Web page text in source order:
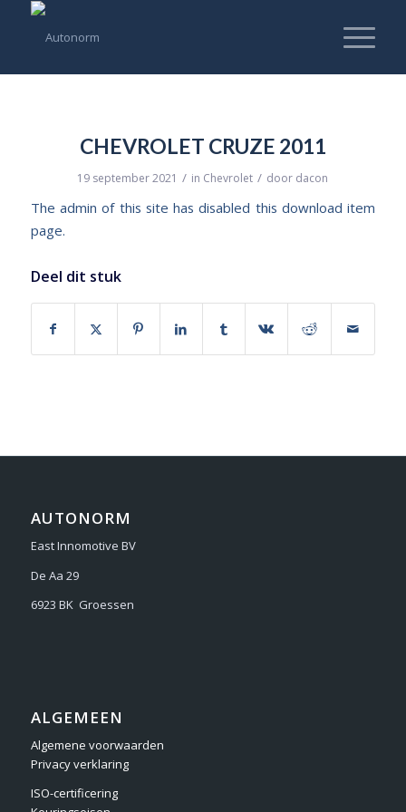
CHEVROLET CRUZE 2011
19 september 2021 / in Chevrolet / door dacon
The admin of this site has disabled this download item
page.
Deel dit stuk
AUTONORM
East Innomotive BV
De Aa 29
6923 BK Groessen
ALGEMEEN
Algemene voorwaarden
Privacy verklaring
ISO-certificering